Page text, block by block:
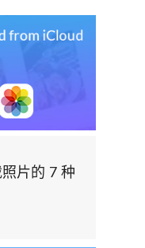
片的 7 种